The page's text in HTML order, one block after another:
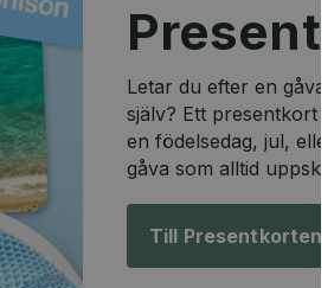
Letar du efter en gåva
själv? Ett presentkort
en födelsedag, jul,
gåva som alltid
Till Presentkorten!